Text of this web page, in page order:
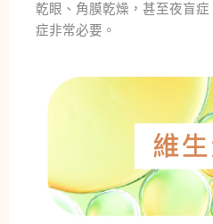
乾眼、角膜乾燥，甚至夜盲
症非常必要。